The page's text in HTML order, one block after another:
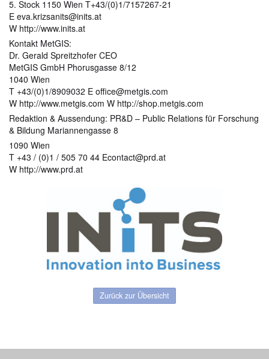
5. Stock 1150 Wien T+43/(0)1/7157267-21
E eva.krizsanits@inits.at
W http://www.inits.at
Kontakt MetGIS:
Dr. Gerald Spreitzhofer CEO
MetGIS GmbH Phorusgasse 8/12
1040 Wien
T +43/(0)1/8909032 E office@metgis.com
W http://www.metgis.com W http://shop.metgis.com
Redaktion & Aussendung: PR&D – Public Relations für Forschung
& Bildung Mariannengasse 8
1090 Wien
T +43 / (0)1 / 505 70 44 Econtact@prd.at
W http://www.prd.at
Zurück zur Übersicht